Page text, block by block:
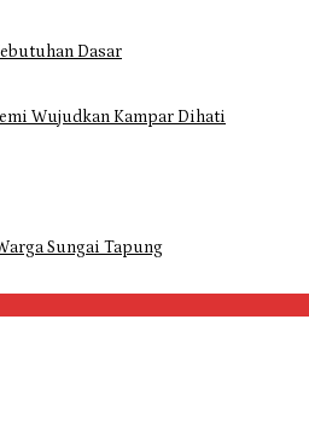
Dasar
Wujudkan Kampar Dihati
Sungai Tapung